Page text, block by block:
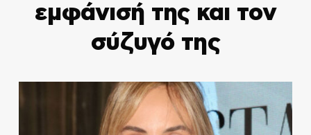
εμφάνισή της και τον
σύζυγό της